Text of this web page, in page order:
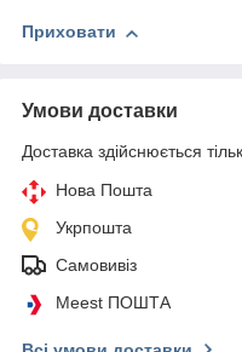
Приховати
Умови доставки
Доставка здійснюється
Нова Пошта
Укрпошта
Самовивіз
Meest ПОШТА